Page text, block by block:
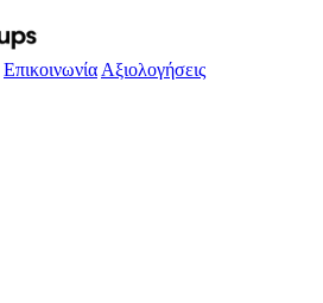
Επικοινωνία Αξιολογήσεις